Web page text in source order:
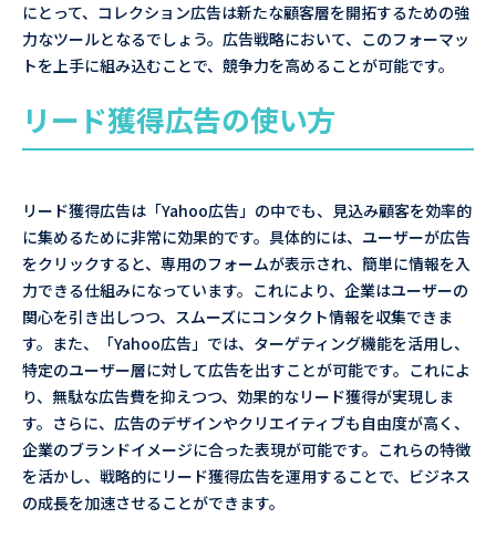
にとって、コレクション広告は新たな顧客層を開拓するための強
力なツールとなるでしょう。広告戦略において、このフォーマッ
トを上手に組み込むことで、競争力を高めることが可能です。
リード獲得広告の使い方
リード獲得広告は「Yahoo広告」の中でも、見込み顧客を効率的
に集めるために非常に効果的です。具体的には、ユーザーが広告
をクリックすると、専用のフォームが表示され、簡単に情報を入
力できる仕組みになっています。これにより、企業はユーザーの
関心を引き出しつつ、スムーズにコンタクト情報を収集できま
す。また、「Yahoo広告」では、ターゲティング機能を活用し、
特定のユーザー層に対して広告を出すことが可能です。これによ
り、無駄な広告費を抑えつつ、効果的なリード獲得が実現しま
す。さらに、広告のデザインやクリエイティブも自由度が高く、
企業のブランドイメージに合った表現が可能です。これらの特徴
を活かし、戦略的にリード獲得広告を運用することで、ビジネス
の成長を加速させることができます。